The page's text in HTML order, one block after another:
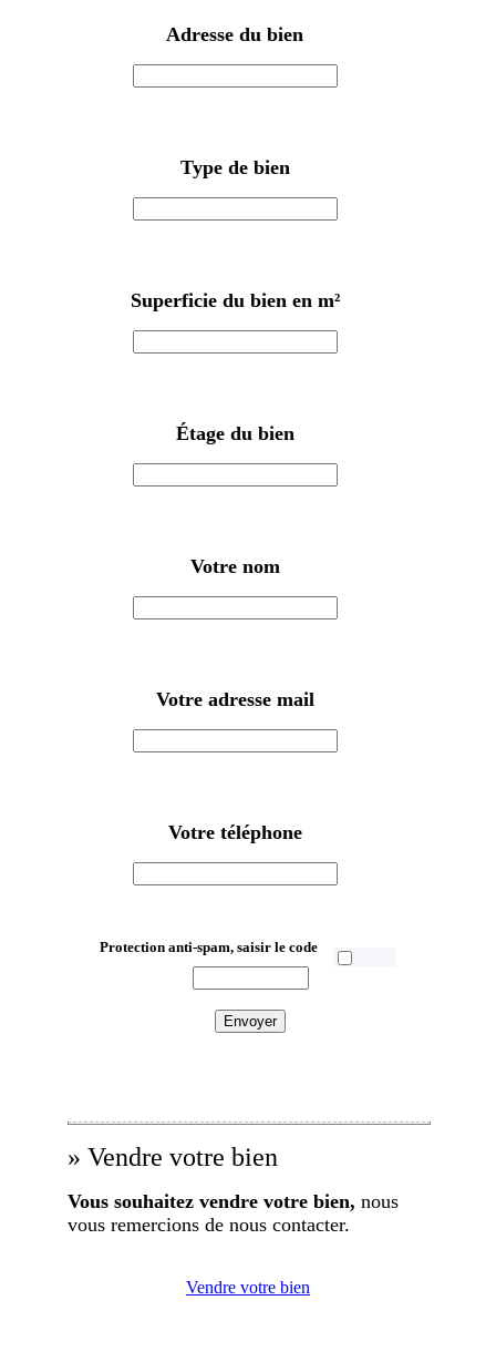
Adresse du bien
Type de bien
Superficie du bien en m²
Étage du bien
Votre nom
Votre adresse mail
Votre téléphone
Protection anti-spam, saisir le code
» Vendre votre bien
Vous souhaitez vendre votre bien, nous
vous remercions de nous contacter.
Vendre votre bien